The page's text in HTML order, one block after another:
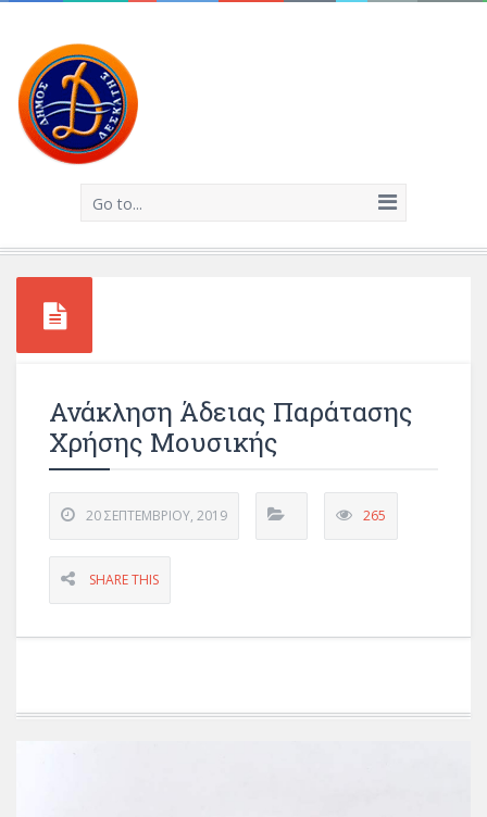
Go to...
Ανάκληση Άδειας Παράτασης
Χρήσης Μουσικής
20 ΣΕΠΤΕΜΒΡΊΟΥ, 2019 265
SHARE THIS